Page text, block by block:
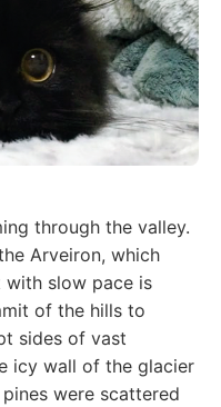
through the valley.
Arveiron, which
with slow pace is
of the hills to
sides of vast
icy wall of the glacier
were scattered